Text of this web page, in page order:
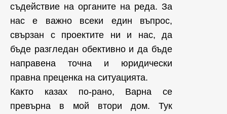
съдействие на органите на реда. За
нас е важно всеки един въпрос,
свързан с проектите ни и нас, да
бъде разгледан обективно и да бъде
направена точна и юридически
правна преценка на ситуацията.
Както казах по-рано, Варна се
превърна в мой втори дом. Тук